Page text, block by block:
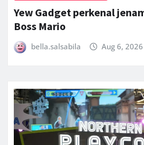
Yew Gadget perkenal
Boss Mario
bella.salsabila Aug 6, 2026